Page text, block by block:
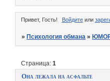
Привет, Гость! Войдитеили
» Психология обмана »
Она лежала на асфальте
Страница:1